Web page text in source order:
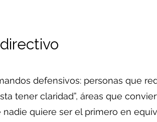
defensivos: personas que
tener claridad”, áreas que
quiere ser el primero en